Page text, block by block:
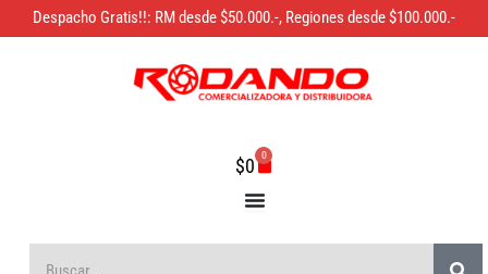
Despacho Gratis!!: RM desde $50.000.-, Regiones desde $100.000.-
$0 0